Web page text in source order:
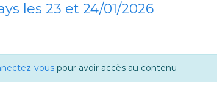
les 23 et 24/01/2026
vouspour avoir accès au contenu